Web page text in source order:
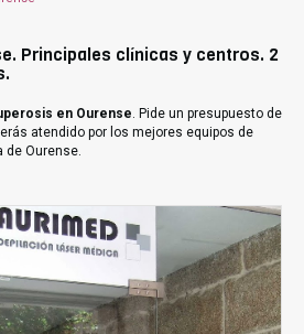
Principales clínicas y centros. 2
en Ourense. Pide un presupuesto de
atendido por los mejores equipos de
de Ourense.